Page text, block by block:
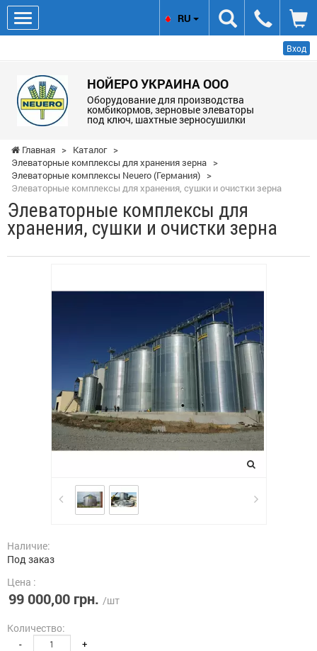
Вход
НОЙЕРО УКРАИНА ООО
Оборудование для производства
комбикормов, зерновые элеваторы
под ключ, шахтные зерносушилки
RU
Главная > Каталог >
Элеваторные комплексы для хранения зерна >
Элеваторные комплексы Neuero (Германия) >
Элеваторные комплексы для хранения, сушки и очистки зерна
Элеваторные комплексы для
хранения, сушки и очистки зерна
Наличие:
Под заказ
Цена :
99 000,00 грн. /шт
Количество:
- +